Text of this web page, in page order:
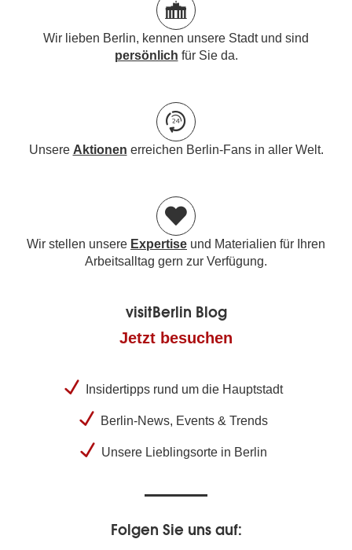
Wir lieben Berlin, kennen unsere Stadt und sind
persönlich für Sie da.
Unsere Aktionen erreichen Berlin-Fans in aller Welt.
Wir stellen unsere Expertise und Materialien für Ihren
Arbeitsalltag gern zur Verfügung.
visitBerlin Blog
Jetzt besuchen
Insidertipps rund um die Hauptstadt
Berlin-News, Events & Trends
Unsere Lieblingsorte in Berlin
Folgen Sie uns auf: